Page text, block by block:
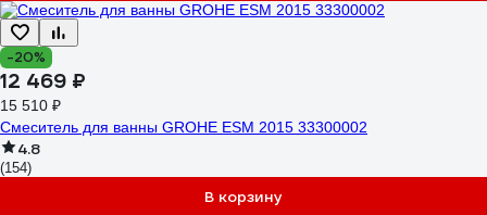
-20%
12 469 ₽
15 510 ₽
Смеситель для ванны GROHE ESM 2015 33300002
4.8
(154)
В корзину